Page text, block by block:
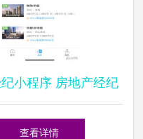
小程序 房地产经纪
务的智能新平台
查看详情